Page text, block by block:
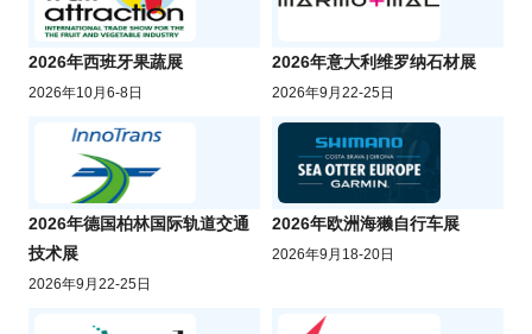
2026年西班牙果蔬展
2026年10月6-8日
2026年意大利维罗纳石材展
2026年9月22-25日
2026年德国柏林国际轨道交通
技术展
2026年9月22-25日
2026年欧洲海獭自行车展
2026年9月18-20日